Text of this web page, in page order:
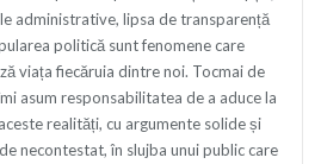
administrative, lipsa de transparență
politică sunt fenomene care
viața fiecăruia dintre noi. Tocmai de
asum responsabilitatea de a aduce la
realități, cu argumente solide și
necontestat, în slujba unui public care